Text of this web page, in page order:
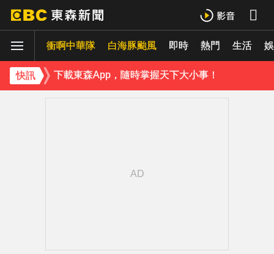
衝啊中華隊 白海豚颱風 即時 熱門 生活
快訊
下載東森App，隨時掌握天下大小事！